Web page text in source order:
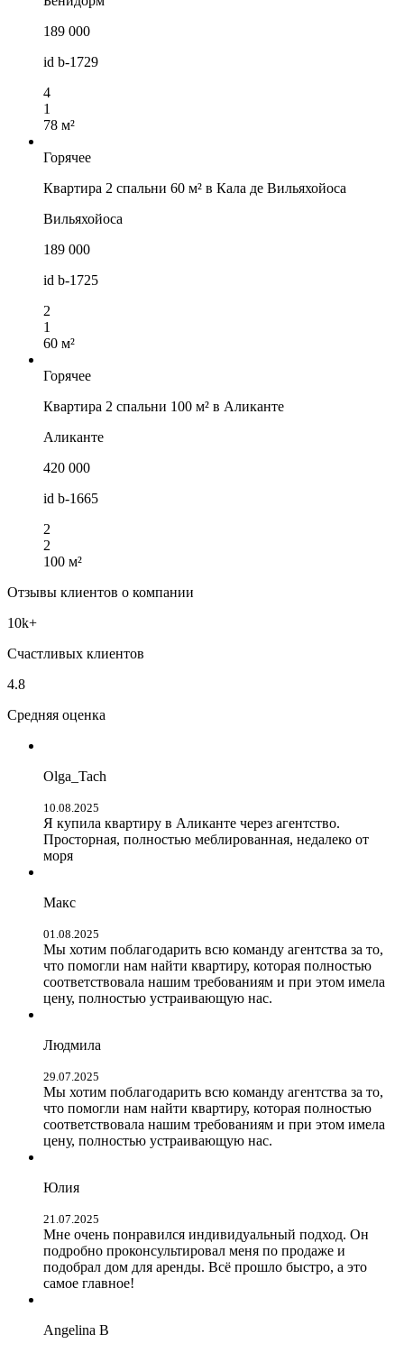
189 000
id b-1729
4
1
78 м²
Горячее
Квартира 2 спальни 60 м² в Кала де Вильяхойоса
Вильяхойоса
189 000
id b-1725
2
1
60 м²
Горячее
Квартира 2 спальни 100 м² в Аликанте
Аликанте
420 000
id b-1665
2
2
100 м²
Отзывы клиентов о компании
10k+
Счастливых клиентов
4.8
Средняя оценка
Olga_Tach
10.08.2025
Я купила квартиру в Аликанте через агентство.
Просторная, полностью меблированная, недалеко от
моря
Макс
01.08.2025
Мы хотим поблагодарить всю команду агентства за то,
что помогли нам найти квартиру, которая полностью
соответствовала нашим требованиям и при этом имела
цену, полностью устраивающую нас.
Людмила
29.07.2025
Мы хотим поблагодарить всю команду агентства за то,
что помогли нам найти квартиру, которая полностью
соответствовала нашим требованиям и при этом имела
цену, полностью устраивающую нас.
Юлия
21.07.2025
Мне очень понравился индивидуальный подход. Он
подробно проконсультировал меня по продаже и
подобрал дом для аренды. Всё прошло быстро, а это
самое главное!
Angelina B